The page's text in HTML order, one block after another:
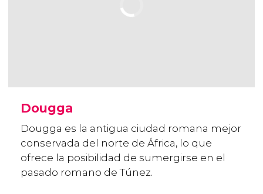
Dougga
Dougga es la antigua ciudad romana mejor
conservada del norte de África, lo que
ofrece la posibilidad de sumergirse en el
pasado romano de Túnez.